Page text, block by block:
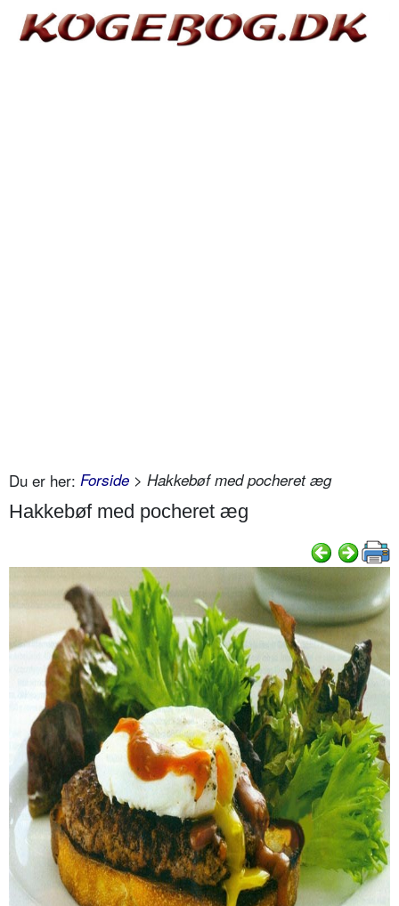
Du er her: Forside > Hakkebøf med pocheret æg
Hakkebøf med pocheret æg